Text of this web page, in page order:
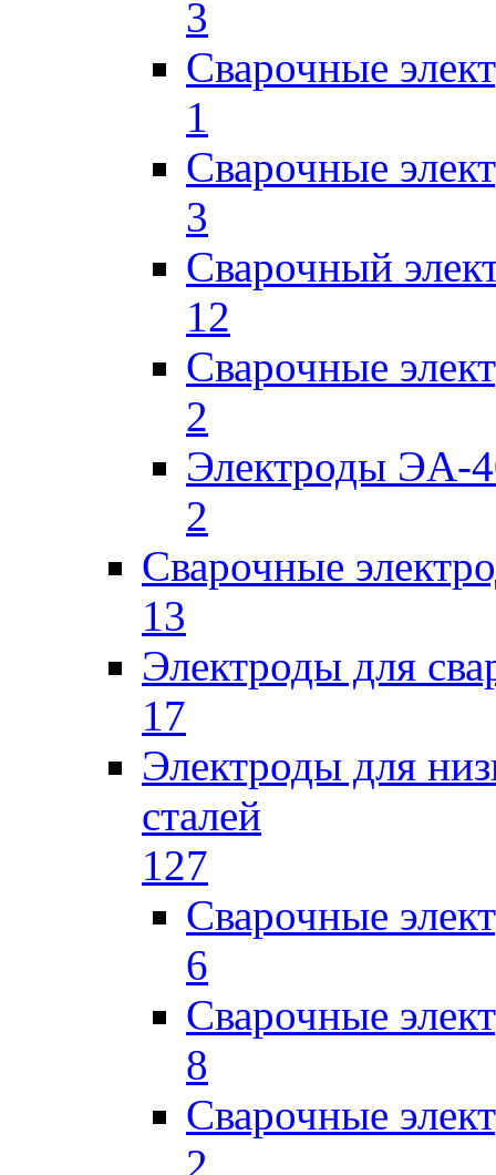
3
Сварочные
1
Сварочные
3
Сварочный
12
Сварочные
2
Электроды ЭА-
2
Сварочные
13
Электроды для
17
Электроды для
сталей
127
Сварочные
6
Сварочные
8
Сварочные
2